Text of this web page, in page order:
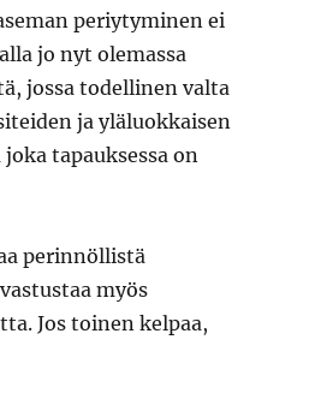
periytyminen ei
jo nyt olemassa
jossa todellinen valta
ja yläluokkaisen
tapauksessa on
perinnöllistä
myös
Jos toinen kelpaa,